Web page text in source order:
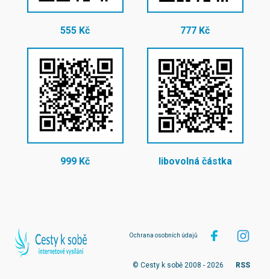
555 Kč 777 Kč
999 Kč libovolná částka
Ochrana osobních údajů
© Cesty k sobě 2008 - 2026 RSS